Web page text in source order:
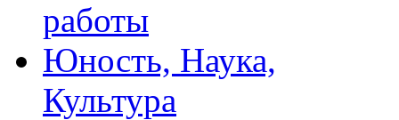
работы
Юность, Наука,
Культура